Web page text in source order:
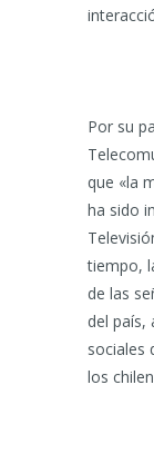
Por su
que «la
ha sido
tiempo,
de las
del país,
sociales
los